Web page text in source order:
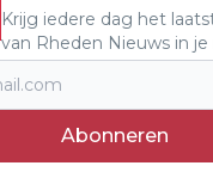
Krijg iedere dag het
van Rheden Nieuws in je
Abonneren